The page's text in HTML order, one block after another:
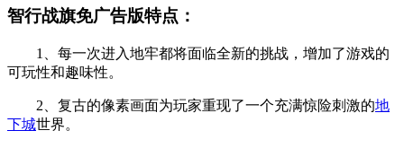
智行战旗免广告版特点：
1、每一次进入地牢都将面临全新的挑战，增加了游戏的
可玩性和趣味性。
2、复古的像素画面为玩家重现了一个充满惊险刺激的地
下城世界。